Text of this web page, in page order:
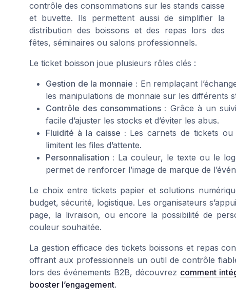
contrôle des consommations sur les stands caisse
et buvette. Ils permettent aussi de simplifier la
distribution des boissons et des repas lors des
fêtes, séminaires ou salons professionnels.
Le ticket boisson joue plusieurs rôles clés :
Gestion de la monnaie : En remplaçant
les manipulations de monnaie sur les différents
Contrôle des consommations : Grâce à un
facile d’ajuster les stocks et d’éviter les abus.
Fluidité à la caisse : Les carnets de tickets
limitent les files d’attente.
Personnalisation : La couleur, le texte ou le
permet de renforcer l’image de marque de
Le choix entre tickets papier et solutions
budget, sécurité, logistique. Les organisateurs
page, la livraison, ou encore la possibilité de
couleur souhaitée.
La gestion efficace des tickets boissons et repas
offrant aux professionnels un outil de contrôle
lors des événements B2B, découvrez comment
booster l’engagement.